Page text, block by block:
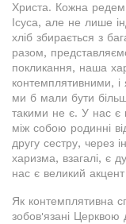
Христа. Кожна
Ісуса, але не лише
хліб збирається з
разом,
покликання, наша
контемплятивними,
ми б мали бути
такими не є. У нас є
між собою родинні
другу сестру, через
харизма, взагалі, є
нас є великий
Як контемплятивна
зобов'язані Церквою